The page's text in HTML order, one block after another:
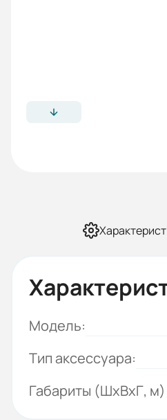
Модель:
Тип аксессуара:
Габариты (ШхВхГ,